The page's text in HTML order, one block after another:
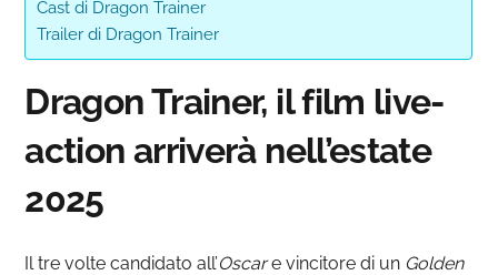
Cast di Dragon Trainer
Trailer di Dragon Trainer
Dragon Trainer, il film live-
action arriverà nell’estate
2025
Il tre volte candidato all’Oscare vincitore di un Golden